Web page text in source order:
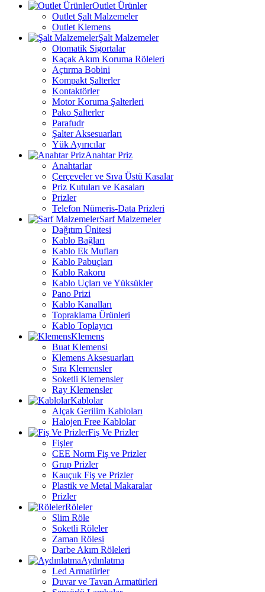
Outlet Ürünler
Outlet Şalt Malzemeler
Outlet Klemens
Şalt Malzemeler
Otomatik Sigortalar
Kaçak Akım Koruma Röleleri
Açtırma Bobini
Kompakt Şalterler
Kontaktörler
Motor Koruma Şalterleri
Pako Şalterler
Parafudr
Şalter Aksesuarları
Yük Ayırıcılar
Anahtar Priz
Anahtarlar
Çerçeveler ve Sıva Üstü Kasalar
Priz Kutuları ve Kasaları
Prizler
Telefon Nümeris-Data Prizleri
Sarf Malzemeler
Dağıtım Ünitesi
Kablo Bağları
Kablo Ek Mufları
Kablo Pabuçları
Kablo Rakoru
Kablo Uçları ve Yüksükler
Pano Prizi
Kablo Kanalları
Topraklama Ürünleri
Kablo Toplayıcı
Klemens
Buat Klemensi
Klemens Aksesuarları
Sıra Klemensler
Soketli Klemensler
Ray Klemensler
Kablolar
Alçak Gerilim Kabloları
Halojen Free Kablolar
Fiş Ve Prizler
Fişler
CEE Norm Fiş ve Prizler
Grup Prizler
Kauçuk Fiş ve Prizler
Plastik ve Metal Makaralar
Prizler
Röleler
Slim Röle
Soketli Röleler
Zaman Rölesi
Darbe Akım Röleleri
Aydınlatma
Led Armatürler
Duvar ve Tavan Armatürleri